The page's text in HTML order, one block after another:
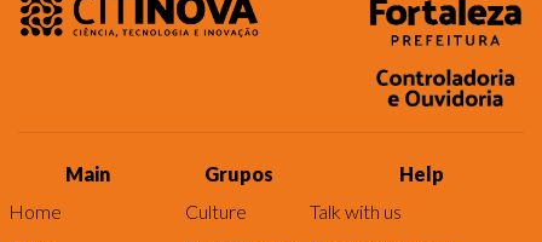
Main
Home
Grupos
Culture
Help
Talk with us